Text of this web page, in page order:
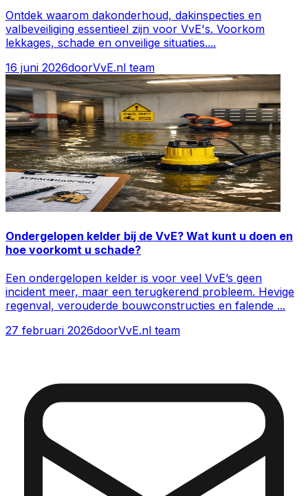
Ontdek waarom dakonderhoud, dakinspecties en
valbeveiliging essentieel zijn voor VvE's. Voorkom
lekkages, schade en onveilige situaties....
16 juni 2026doorVvE.nl team
Ondergelopen kelder bij de VvE? Wat kunt u doen en
hoe voorkomt u schade?
Een ondergelopen kelder is voor veel VvE’s geen
incident meer, maar een terugkerend probleem. Hevige
regenval, verouderde bouwconstructies en falende ...
27 februari 2026doorVvE.nl team